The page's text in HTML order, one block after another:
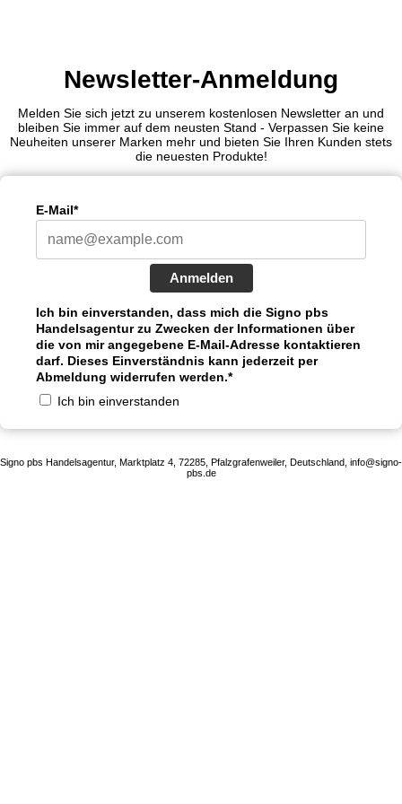
Newsletter-Anmeldung
Melden Sie sich jetzt zu unserem kostenlosen Newsletter an und
bleiben Sie immer auf dem neusten Stand - Verpassen Sie keine
Neuheiten unserer Marken mehr und bieten Sie Ihren Kunden stets
die neuesten Produkte!
E-Mail*
Anmelden
Ich bin einverstanden, dass mich die Signo pbs
Handelsagentur zu Zwecken der Informationen über
die von mir angegebene E-Mail-Adresse kontaktieren
darf. Dieses Einverständnis kann jederzeit per
Abmeldung widerrufen werden.*
Ich bin einverstanden
Signo pbs Handelsagentur, Marktplatz 4, 72285, Pfalzgrafenweiler, Deutschland, info@signo-
pbs.de